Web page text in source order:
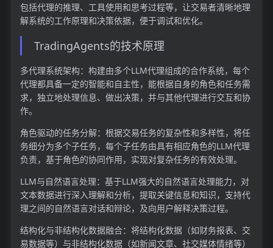
包括代理的推理、工具使用和思考过程等，让交易者清晰地理
解系统的工作原理和决策依据，便于调试和优化。
TradingAgents的技术原理
多代理系统架构：构建由多个LLM代理组成的合作系统，每个
代理都具备一定的智能和自主性，能根据自身的角色和任务需
求，独立地处理信息、做出决策，并与其他代理进行交互和协
作。
角色驱动的任务分解：根据交易任务的复杂性和多样性，将任
务细分为多个子任务，每个子任务由具有相应角色的LLM代理
负责，基于角色的协同作用，实现对复杂任务的有效处理。
LLM与自然语言处理：基于LLM强大的自然语言处理能力，对
文本数据进行深入理解和分析，提取关键信息和知识，支持代
理之间的自然语言对话和辩论，及向用户解释决策过程。
结构化与非结构化数据融合：将结构化数据（如财务报表、交
易数据等）与非结构化数据（如新闻文章、社交媒体情绪等）